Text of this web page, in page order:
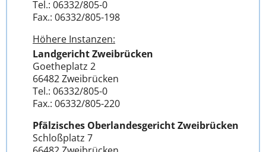
Tel.: 06332/805-0
Fax.: 06332/805-198
Höhere Instanzen:
Landgericht Zweibrücken
Goetheplatz 2
66482 Zweibrücken
Tel.: 06332/805-0
Fax.: 06332/805-220
Pfälzisches Oberlandesgericht Zweibrücken
Schloßplatz 7